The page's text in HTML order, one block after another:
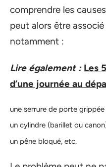
comprendre les
peut alors être
notamment :
Lire également : Les
d’une journée au
une serrure de porte grippée
un cylindre (barillet ou
un pêne bloqué, etc.